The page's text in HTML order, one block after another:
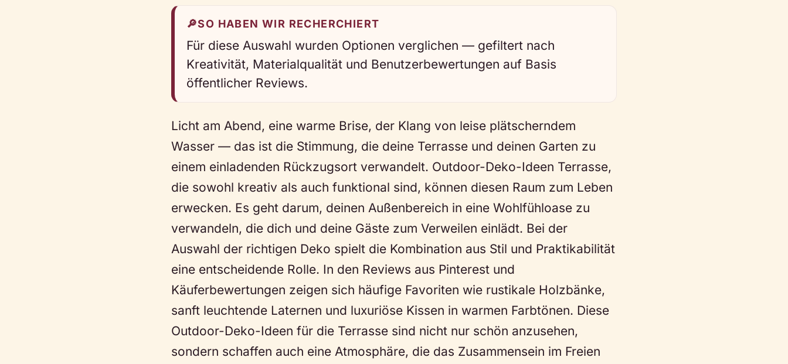
🔎SO HABEN WIR RECHERCHIERT
Für diese Auswahl wurden Optionen verglichen — gefiltert nach
Kreativität, Materialqualität und Benutzerbewertungen auf Basis
öffentlicher Reviews.
Licht am Abend, eine warme Brise, der Klang von leise plätscherndem
Wasser — das ist die Stimmung, die deine Terrasse und deinen Garten zu
einem einladenden Rückzugsort verwandelt. Outdoor-Deko-Ideen Terrasse,
die sowohl kreativ als auch funktional sind, können diesen Raum zum Leben
erwecken. Es geht darum, deinen Außenbereich in eine Wohlfühloase zu
verwandeln, die dich und deine Gäste zum Verweilen einlädt. Bei der
Auswahl der richtigen Deko spielt die Kombination aus Stil und Praktikabilität
eine entscheidende Rolle. In den Reviews aus Pinterest und
Käuferbewertungen zeigen sich häufige Favoriten wie rustikale Holzbänke,
sanft leuchtende Laternen und luxuriöse Kissen in warmen Farbtönen. Diese
Outdoor-Deko-Ideen für die Terrasse sind nicht nur schön anzusehen,
sondern schaffen auch eine Atmosphäre, die das Zusammensein im Freien